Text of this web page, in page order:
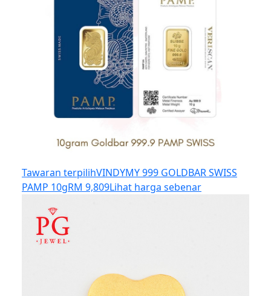
Tawaran terpilihVINDYMY 999 GOLDBAR SWISS
PAMP 10gRM 9,809Lihat harga sebenar